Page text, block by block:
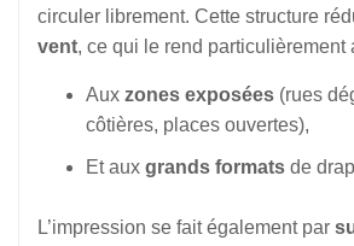
circuler librement. Cette structure
vent, ce qui le rend particulièrement
Aux zones exposées (rues
côtières, places ouvertes),
Et aux grands formats de
L’impression se fait également par